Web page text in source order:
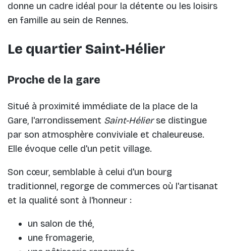
donne un cadre idéal pour la détente ou les loisirs
en famille au sein de Rennes.
Le quartier Saint-Hélier
Proche de la gare
Situé à proximité immédiate de la place de la
Gare, l'arrondissement Saint-Hélierse distingue
par son atmosphère conviviale et chaleureuse.
Elle évoque celle d'un petit village.
Son cœur, semblable à celui d'un bourg
traditionnel, regorge de commerces où l'artisanat
et la qualité sont à l'honneur :
un salon de thé,
une fromagerie,